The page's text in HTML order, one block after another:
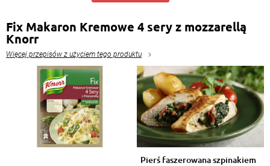
Fix Makaron Kremowe 4 sery z mozzarellą
Knorr
Więcej przepisów z użyciem tego produktu
Pierś faszerowana szpinakiem